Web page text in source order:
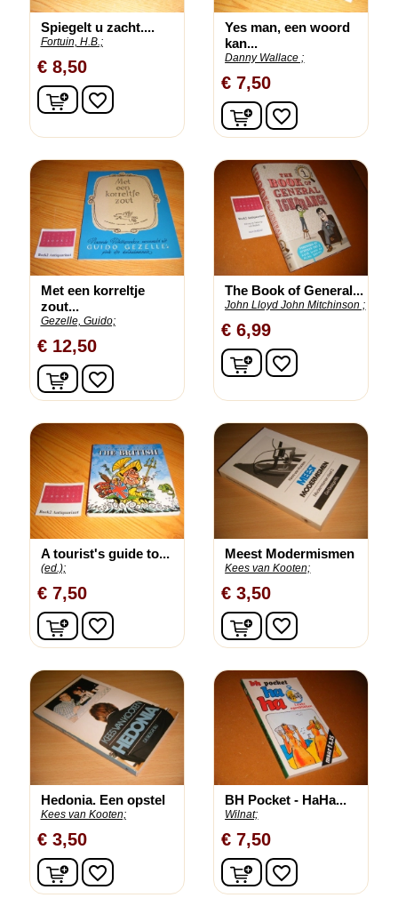
Spiegelt u zacht....
Fortuin, H.B.;
€ 8,50
In winkelwagen
favorite_border
Yes man, een woord
kan...
Danny Wallace ;
€ 7,50
In winkelwagen
favorite_border
Met een korreltje
zout...
Gezelle, Guido;
€ 12,50
In winkelwagen
favorite_border
The Book of General...
John Lloyd John Mitchinson ;
€ 6,99
In winkelwagen
favorite_border
A tourist's guide to...
(ed.);
€ 7,50
In winkelwagen
favorite_border
Meest Modermismen
Kees van Kooten;
€ 3,50
In winkelwagen
favorite_border
Hedonia. Een opstel
Kees van Kooten;
€ 3,50
In winkelwagen
favorite_border
BH Pocket - HaHa...
Wilnat;
€ 7,50
In winkelwagen
favorite_border